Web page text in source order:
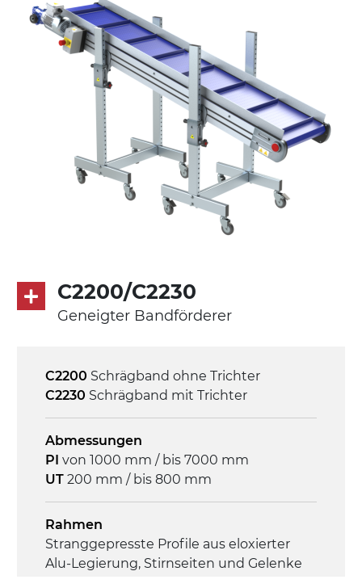
ausziehbare Elemente aus
druckgegossener Alu-Legierung, Beine
aus verzinktem Metallrohr, Stellfüße
Förderfläche
mit Gliedern aus PP Oberfläche blau
Mehrfachspannung 230/400Vac-50Hz-
3Ph
Überlastungsschutz
C2200/C2230
Geneigter Bandförderer
C2200 Schrägband ohne Trichter
C2230 Schrägband mit Trichter
Abmessungen
PI von 1000 mm / bis 7000 mm
UT 200 mm / bis 800 mm
Rahmen
Stranggepresste Profile aus eloxierter
Alu-Legierung, Stirnseiten und Gelenke